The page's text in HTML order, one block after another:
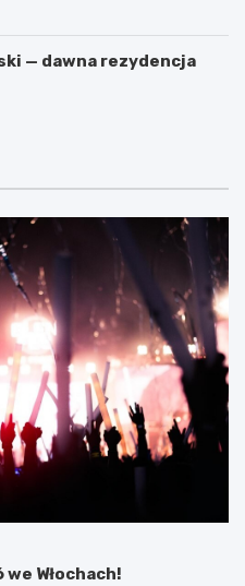
— dawna rezydencja
Włochach!